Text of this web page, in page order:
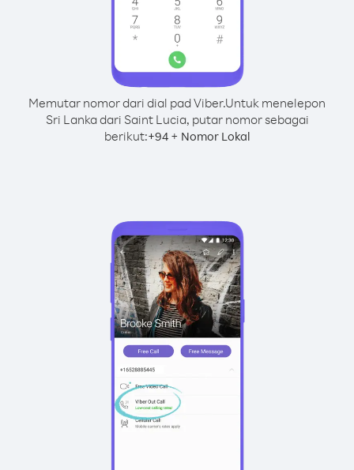
Memutar nomor dari dial pad Viber.Untuk menelepon
Sri Lanka dari Saint Lucia, putar nomor sebagai
berikut:+94+ Nomor Lokal